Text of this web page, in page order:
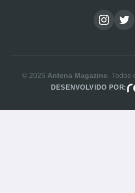
© 2026 Antena Magazine .
DESENVOLVIDO POR: